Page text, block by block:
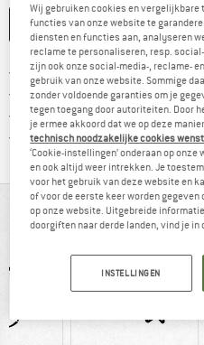
ONTHOUDEN
Gratis verzending vanaf €
100 dagen bedenktijdVind
> 4.000.000 tevreden
Alle artikelen in voorraad
IN EEN
Wij gebruiken cookies en
functies van onze website te
diensten en functies aan, analyseren
reclame te personaliseren, resp.
zijn ook onze social-media-, reclame-
gebruik van onze website. Sommige
zonder voldoende garanties om je
tegen toegang door autoriteiten. Door
je ermee akkoord dat we op deze
technisch noodzakelijke cookies
‘Cookie-instellingen’ onderaan op
en ook altijd weer intrekken. Je
voor het gebruik van deze website en
of voor de eerste keer worden
op onze website. Uitgebreide
doorgiften naar derde landen, vind je in
INSTELLINGEN